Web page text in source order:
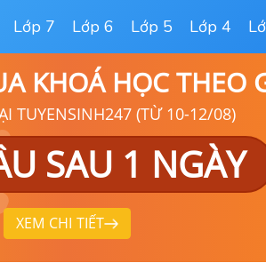
Lớp 7 Lớp 6 Lớp 5 Lớp 4
KHOÁ HỌC THEO
TUYENSINH247 (TỪ 10-12/08)
SAU 1 NGÀY
XEM CHI TIẾT